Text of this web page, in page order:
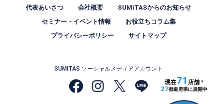
現在71 店舗 *
27都道府県に展開中
代表あいさつ
会社概要
SUMiTASからのお知らせ
セミナー・イベント情報
お役立ちコラム集
プライバシーポリシー
サイトマップ
SUMiTAS ソーシャルメディアアカウント